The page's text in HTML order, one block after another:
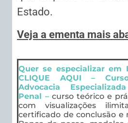
Estado.
Veja a ementa mais
Quer se especializar em
CLIQUE AQUI –
Advocacia
Penal –curso teórico e
com visualizações
certificado de conclusão e